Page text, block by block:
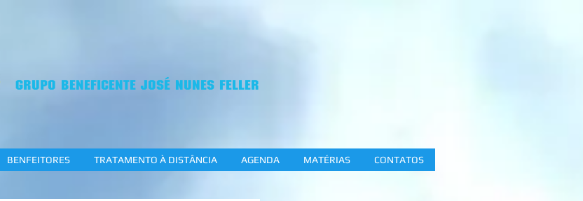
GRUPO BENEFICENTE JOSÉ NUNES FELLER
BENFEITORES TRATAMENTO À DISTÂNCIA AGENDA MATÉRIAS CONTATOS